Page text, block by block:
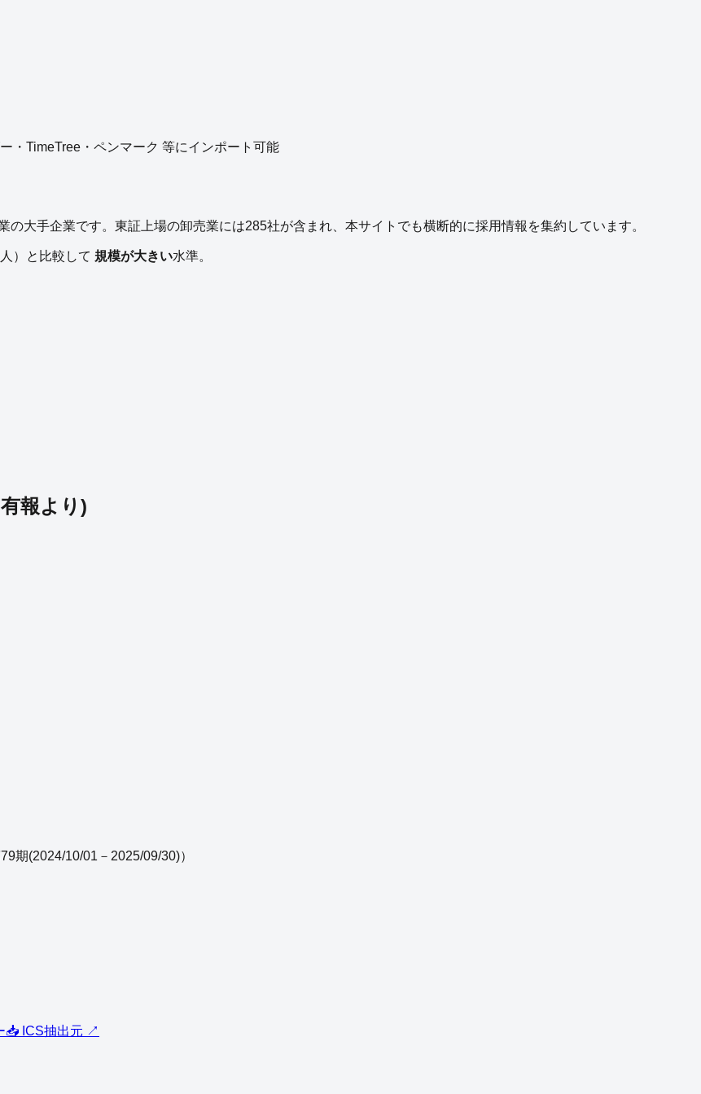
・TimeTree・ペンマーク 等にインポート可能
の大手企業です。 東証上場の卸売業には285社が含まれ、本サイトでも横断的に採用情報を集約しています。
人）と比較して 規模が大きい水準。
有報より)
期(2024/10/01－2025/09/30)）
📥 ICS抽出元 ↗